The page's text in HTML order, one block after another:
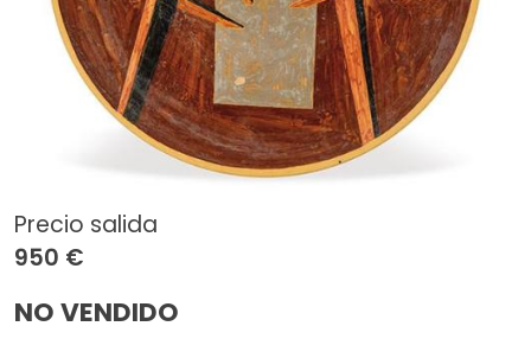
Precio salida
950 €
NO VENDIDO